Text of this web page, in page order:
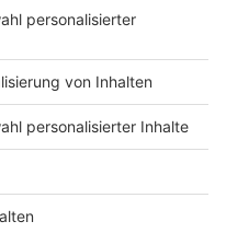
ANTENNE